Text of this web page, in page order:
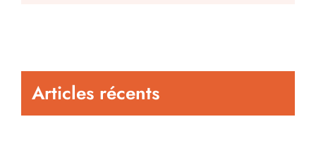
Articles récents